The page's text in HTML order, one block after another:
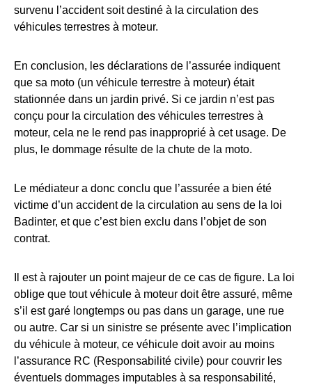
survenu l’accident soit destiné à la circulation des
véhicules terrestres à moteur.
En conclusion, les déclarations de l’assurée indiquent
que sa moto (un véhicule terrestre à moteur) était
stationnée dans un jardin privé. Si ce jardin n’est pas
conçu pour la circulation des véhicules terrestres à
moteur, cela ne le rend pas inapproprié à cet usage. De
plus, le dommage résulte de la chute de la moto.
Le médiateur a donc conclu que l’assurée a bien été
victime d’un accident de la circulation au sens de la loi
Badinter, et que c’est bien exclu dans l’objet de son
contrat.
Il est à rajouter un point majeur de ce cas de figure. La loi
oblige que tout véhicule à moteur doit être assuré, même
s’il est garé longtemps ou pas dans un garage, une rue
ou autre. Car si un sinistre se présente avec l’implication
du véhicule à moteur, ce véhicule doit avoir au moins
l’assurance RC (Responsabilité civile) pour couvrir les
éventuels dommages imputables à sa responsabilité,